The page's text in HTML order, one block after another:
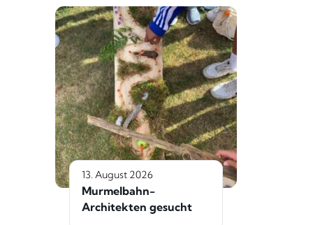
13. August 2026
Murmelbahn-
Architekten gesucht